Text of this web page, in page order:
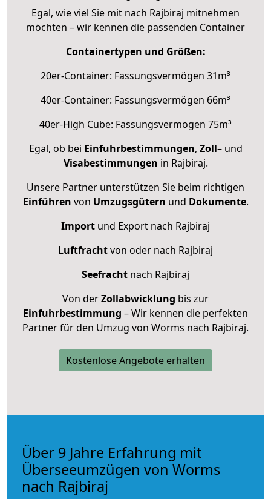
Egal, wie viel Sie mit nach Rajbiraj mitnehmen
möchten – wir kennen die passenden Container
Containertypen und Größen:
20er-Container: Fassungsvermögen 31m³
40er-Container: Fassungsvermögen 66m³
40er-High Cube: Fassungsvermögen 75m³
Egal, ob bei Einfuhrbestimmungen, Zoll– und
Visabestimmungen in Rajbiraj.
Unsere Partner unterstützen Sie beim richtigen
Einführen von Umzugsgütern und Dokumente.
Import und Export nach Rajbiraj
Luftfrachtvon oder nach Rajbiraj
Seefracht nach Rajbiraj
Von derZollabwicklung bis zur
Einfuhrbestimmung – Wir kennen die perfekten
Partner für den Umzug von Worms nach Rajbiraj.
Kostenlose Angebote erhalten
Über 9 Jahre Erfahrung mit
Überseeumzügen von Worms
nach Rajbiraj